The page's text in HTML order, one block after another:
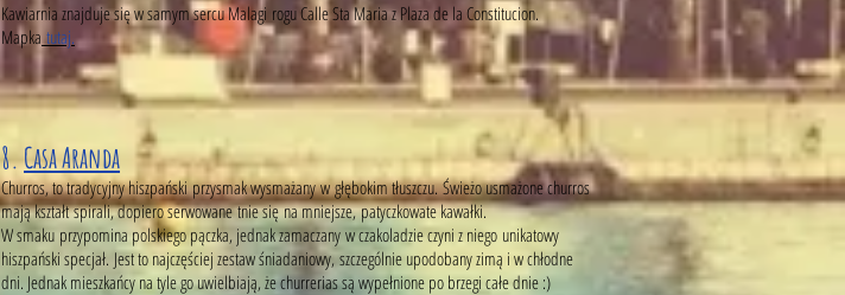
Kawiarnia znajduje się w samym sercu Malagi rogu Calle Sta Maria z Plaza de la Constitucion.
Mapka tutaj.
8.Casa Aranda
Churros, to tradycyjny hiszpański przysmak wysmażany w głębokim tłuszczu. Świeżo usmażone churros
mają kształt spirali, dopiero serwowane tnie się na mniejsze, patyczkowate kawałki.
W smaku przypomina polskiego pączka, jednak zamaczany w czakoladzie czyni z niego unikatowy
hiszpański specjał. Jest to najczęściej zestaw śniadaniowy, szczególnie upodobany zimą i w chłodne
dni. Jednak mieszkańcy na tyle go uwielbiają, że churrerias są wypełnione po brzegi całe dnie :)